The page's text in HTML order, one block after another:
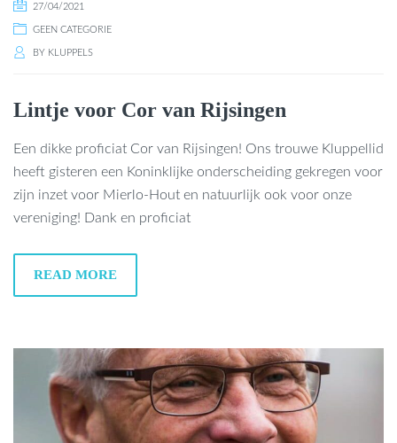
27/04/2021
GEEN CATEGORIE
BY KLUPPELS
Lintje voor Cor van Rijsingen
Een dikke proficiat Cor van Rijsingen! Ons trouwe Kluppellid
heeft gisteren een Koninklijke onderscheiding gekregen voor
zijn inzet voor Mierlo-Hout en natuurlijk ook voor onze
vereniging! Dank en proficiat
READ MORE